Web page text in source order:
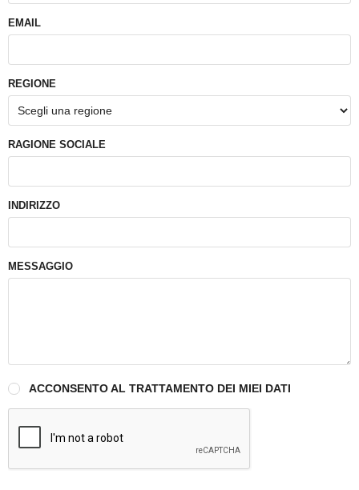
EMAIL
REGIONE
RAGIONE SOCIALE
INDIRIZZO
MESSAGGIO
ACCONSENTO AL TRATTAMENTO DEI MIEI DATI